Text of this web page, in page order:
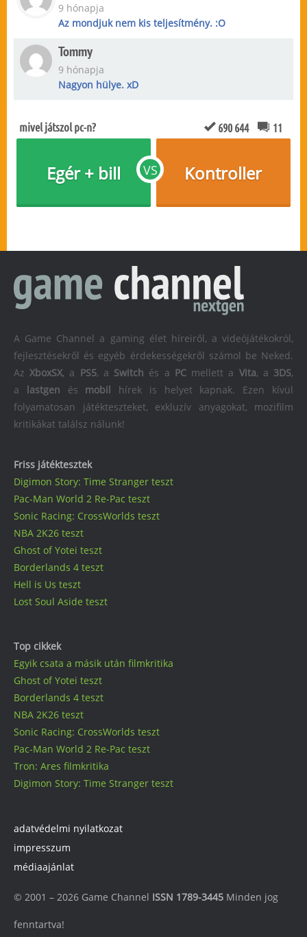
9 hónapja
Az mondjuk nem kis teljesítmény. :O
Tommy
9 hónapja
Nagyon hülye. xD
mivel játszol pc-n? 690 644 11
VS
Egér + bill Kontroller
Friss játéktesztek
Digimon Story: Time Stranger teszt
Pac-Man World 2 Re-Pac teszt
Sonic Racing: CrossWorlds teszt
NBA 2K26 teszt
Ghost of Yotei teszt
Borderlands 4 teszt
Hell is Us teszt
Lost Soul Aside teszt
Top cikkek
Egyik csata a másik után filmkritika
Ghost of Yotei teszt
Borderlands 4 teszt
NBA 2K26 teszt
Sonic Racing: CrossWorlds teszt
Pac-Man World 2 Re-Pac teszt
Tron: Ares filmkritika
Digimon Story: Time Stranger teszt
A Game Channel a gaming élet híreiről, a videójátékokról,
fejlesztésekről és egyéb érdekességekről számol be Neked.
AzXboxSX, a PS5, a Switch és a PCmellett a Vita, a 3DS,
a lastgen és mobil hírek is helyet kapnak. Ezen kívül
folyamatosan játékteszteket, exkluzív anyagokat, mozifilm
kritikákat találsz nálunk!
adatvédelmi nyilatkozat
impresszum
médiaajánlat
© 2001 – 2026 Game Channel ISSN 1789-3445 Minden jog
fenntartva!